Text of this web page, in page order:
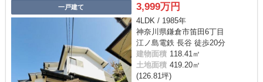
一戸建て 3,999万円
4LDK / 1985年
神奈川県鎌倉市笛田6丁目
江ノ島電鉄 長谷 徒歩20分
建物面積 118.41㎡
土地面積 419.20㎡
(126.81坪)